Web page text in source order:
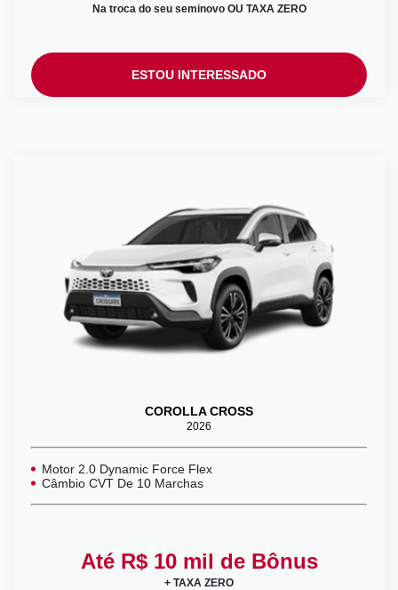
Na troca do seu seminovo OU TAXA ZERO
ESTOU INTERESSADO
COROLLA CROSS
2026
Motor 2.0 Dynamic Force Flex
Câmbio CVT De 10 Marchas
Até R$ 10 mil de Bônus
+ TAXA ZERO